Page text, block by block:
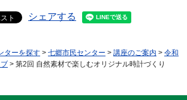
シェアする
ターを探す > 七郷市民センター > 講座のご案内 > 令和
> 第2回 自然素材で楽しむオリジナル時計づくり